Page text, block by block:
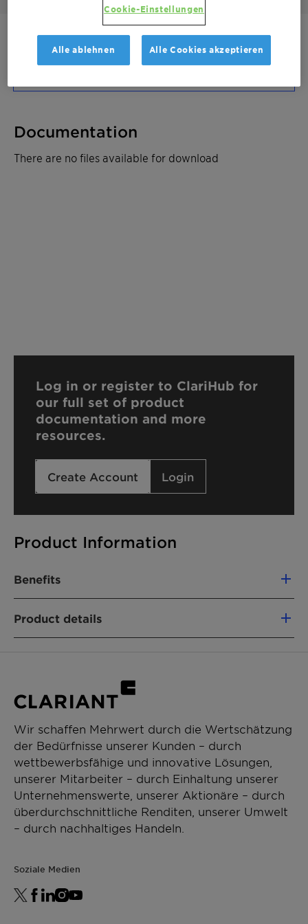
Product Information
Benefits
Product details
PRODUKTFUNKTIONEN
CHEMICAL TYPE
Esters
ANWENDUNGEN
Hand dishwashing
Increase viscosity
Cold temperature stability
Documentation
There are no files available for download
Log in or register to ClariHub for
our full set of product
documentation and more
resources.
Create Account Login
Wir schaffen Mehrwert durch die Wertschätzung
der Bedürfnisse unserer Kunden – durch
wettbewerbsfähige und innovative Lösungen,
unserer Mitarbeiter – durch Einhaltung unserer
Unternehmenswerte, unserer Aktionäre – durch
überdurchschnittliche Renditen, unserer Umwelt
– durch nachhaltiges Handeln.
Soziale Medien
Cookie-Einstellungen
Alle ablehnen Alle Cookies akzeptieren